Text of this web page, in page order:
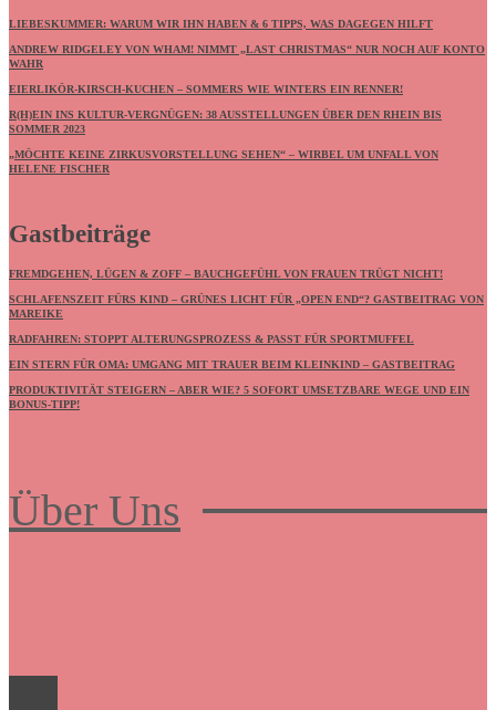
LIEBESKUMMER: WARUM WIR IHN HABEN & 6 TIPPS, WAS DAGEGEN HILFT
ANDREW RIDGELEY VON WHAM! NIMMT „LAST CHRISTMAS“ NUR NOCH AUF KONTO
WAHR
EIERLIKÖR-KIRSCH-KUCHEN – SOMMERS WIE WINTERS EIN RENNER!
R(H)EIN INS KULTUR-VERGNÜGEN: 38 AUSSTELLUNGEN ÜBER DEN RHEIN BIS
SOMMER 2023
„MÖCHTE KEINE ZIRKUSVORSTELLUNG SEHEN“ – WIRBEL UM UNFALL VON
HELENE FISCHER
Gastbeiträge
FREMDGEHEN, LÜGEN & ZOFF – BAUCHGEFÜHL VON FRAUEN TRÜGT NICHT!
SCHLAFENSZEIT FÜRS KIND – GRÜNES LICHT FÜR „OPEN END“? GASTBEITRAG VON
MAREIKE
RADFAHREN: STOPPT ALTERUNGSPROZESS & PASST FÜR SPORTMUFFEL
EIN STERN FÜR OMA: UMGANG MIT TRAUER BEIM KLEINKIND – GASTBEITRAG
PRODUKTIVITÄT STEIGERN – ABER WIE? 5 SOFORT UMSETZBARE WEGE UND EIN
BONUS-TIPP!
Über Uns